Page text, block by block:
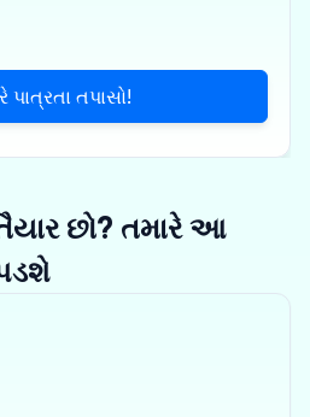
પાત્રતા તપાસો!
છો? તમારે આ